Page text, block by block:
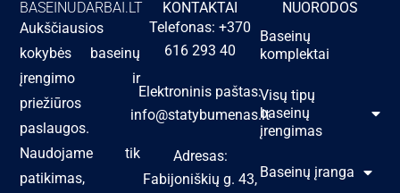
BASEINUDARBAI.LT
Aukščiausios
kokybės baseinų
įrengimo ir
priežiūros
paslaugos.
Naudojame tik
patikimas,
KONTAKTAI
Telefonas: +370
616 293 40
Elektroninis paštas:
info@statybumenas.lt
Adresas:
Fabijoniškių g. 43,
NUORODOS
Baseinų
komplektai
Visų tipų
baseinų
įrengimas
Baseinų įranga